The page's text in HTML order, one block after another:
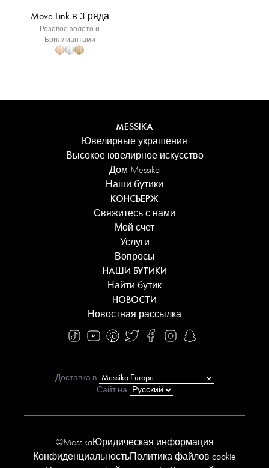
Move Link в 3 ряда
Розовое золото и
Бриллиантами
MESSIKA
Ювелирные украшения
Высокое ювелирное искусство
Дом Messika
Наши бутики
КОНСЬЕРЖ
Свяжитесь с нами
Мой счет
Услуги
Вопросы
НАШИ БУТИКИ
Найти бутик
НОВОСТИ
Новостная рассылка
©MessikaЮридическая информация
КонфиденциальностьПолитика файлов cookie
Доставка в
Сайт на